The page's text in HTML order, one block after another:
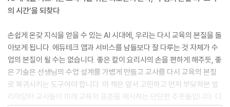
4. 같은 도구, 다른 수업 : 캔바 AI로 다채롭게 수업하기
1. 둘러보기
2. [대표 수업] 게이미피케이션으로 즐기며 배우는 우리 역사
3. [핵심 활동&도구 알아보기] 바이브 코딩으로 만드는 나만의 게임 콘텐
츠
4. 같은 도구, 다른 수업 : 〈분수의 곱셈 타임어택 챌린지〉 게임 만들기
1-18. 패들렛 샌드박스 - 한눈에 보이고 한 번에 정리되는 디지털 토론 도
구
의 시간’을 되찾다
손쉽게 온갖 지식을 얻을 수 있는 AI 시대에, 우리는 다시 교육의 본질을 돌
아보게 됩니다. 에듀테크 앱과 서비스를 남들보다 잘 다루는 것 자체가 수
업의 본질이 될 수는 없습니다. 좋은 칼이 요리사의 손을 편하게 해주듯, 좋
은 기술은 선생님의 수업 설계를 가볍게 만들고 교사를 다시 교육의 본질
로 복귀시키는 도구여야 합니다. 이 책은 앞서 고민하고 먼저 부딪쳐본 얼
리어답터 교사들이 미래 교육의 표준을 제시하는 단단한 주춧돌입니다. 디